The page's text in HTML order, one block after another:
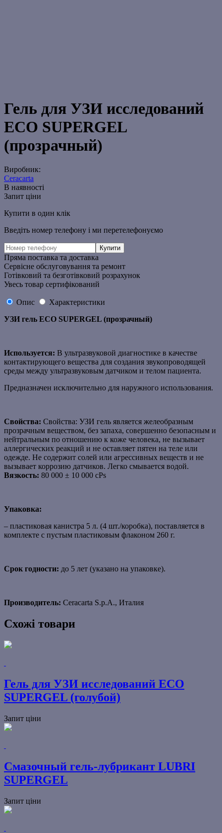
Гель для УЗИ исследований
ECO SUPERGEL
(прозрачный)
Виробник:
Ceracarta
В наявності
Запит ціни
Купити в один клік
Введіть номер телефону і ми перетелефонуємо
Пряма поставка та доставка
Сервісне обслуговування та ремонт
Готівковий та безготівковий розрахунок
Увесь товар сертифікований
Опис
Характеристики
УЗИ гель ECO SUPERGEL (прозрачный)
Используется: В ультразвуковой диагностике в качестве
контактирующего вещества для создания звукопроводящей
среды между ультразвуковым датчиком и телом пациента.
Предназначен исключительно для наружного использования.
Свойства: Свойства: УЗИ гель является желеобразным
прозрачным веществом, без запаха, совершенно безопасным и
нейтральным по отношению к коже человека, не вызывает
аллергических реакций и не оставляет пятен на теле или
одежде. Не содержит солей или агрессивных веществ и не
вызывает коррозию датчиков. Легко смывается водой.
Вязкость: 80 000 ± 10 000 cPs
Упаковка:
– пластиковая канистра 5 л. (4 шт./коробка), поставляется в
комплекте с пустым пластиковым флаконом 260 г.
Срок годности: до 5 лет (указано на упаковке).
Производитель: Ceracarta S.p.A., Италия
Схожі товари
Гель для УЗИ исследований ECO
SUPERGEL (голубой)
Запит ціни
Смазочный гель-лубрикант LUBRI
SUPERGEL
Запит ціни